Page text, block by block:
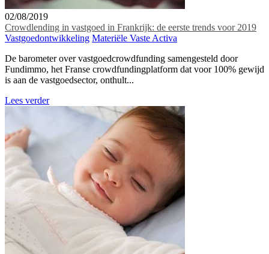
02/08/2019
Crowdlending in vastgoed in Frankrijk: de eerste trends voor 2019
Vastgoedontwikkeling Materiële Vaste Activa
De barometer over vastgoedcrowdfunding samengesteld door
Fundimmo, het Franse crowdfundingplatform dat voor 100% gewijd
is aan de vastgoedsector, onthult...
Lees verder